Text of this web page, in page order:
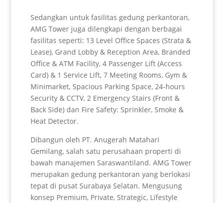
Sedangkan untuk fasilitas gedung perkantoran,
AMG Tower juga dilengkapi dengan berbagai
fasilitas seperti: 13 Level Office Spaces (Strata &
Lease), Grand Lobby & Reception Area, Branded
Office & ATM Facility, 4 Passenger Lift (Access
Card) & 1 Service Lift, 7 Meeting Rooms, Gym &
Minimarket, Spacious Parking Space, 24-hours
Security & CCTV, 2 Emergency Stairs (Front &
Back Side) dan Fire Safety: Sprinkler, Smoke &
Heat Detector.
Dibangun oleh PT. Anugerah Matahari
Gemilang, salah satu perusahaan properti di
bawah manajemen Saraswantiland. AMG Tower
merupakan gedung perkantoran yang berlokasi
tepat di pusat Surabaya Selatan. Mengusung
konsep Premium, Private, Strategic, Lifestyle